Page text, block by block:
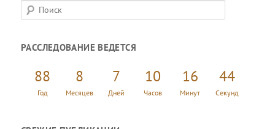
П
о
с
РАССЛЕДОВАНИЕ ВЕДЕТСЯ
88
Год
8
Месяцев
7
Дней
10
Часов
16
Минут
44
Секунд